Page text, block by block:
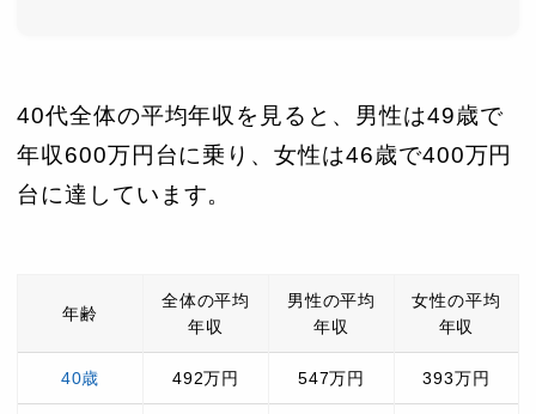
40代全体の平均年収を見ると、男性は49歳で
年収600万円台に乗り、女性は46歳で400万円
台に達しています。
年齢
全体の平均
年収
男性の平均
年収
女性の平均
年収
40歳 492万円 547万円 393万円